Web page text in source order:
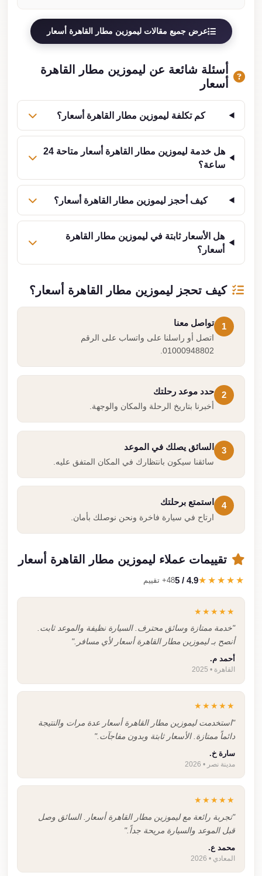
عرض جميع مقالات ليموزين مطار القاهرة أسعار
أسئلة شائعة عن ليموزين مطار القاهرة
أسعار
كم تكلفة ليموزين مطار القاهرة أسعار؟
هل خدمة ليموزين مطار القاهرة أسعار متاحة 24
ساعة؟
كيف أحجز ليموزين مطار القاهرة أسعار؟
هل الأسعار ثابتة في ليموزين مطار القاهرة
أسعار؟
كيف تحجز ليموزين مطار القاهرة أسعار؟
1
تواصل معنا
اتصل أو راسلنا على واتساب على الرقم
01000948802.
2
حدد موعد رحلتك
أخبرنا بتاريخ الرحلة والمكان والوجهة.
3
السائق يصلك في الموعد
سائقنا سيكون بانتظارك في المكان المتفق عليه.
4
استمتع برحلتك
ارتاح في سيارة فاخرة ونحن نوصلك بأمان.
تقييمات عملاء ليموزين مطار القاهرة أسعار
★★★★★
4.9 / 5 48+ تقييم
★★★★★
"خدمة ممتازة وسائق محترف. السيارة نظيفة والموعد ثابت.
أنصح بـ ليموزين مطار القاهرة أسعار لأي مسافر."
أحمد م.
القاهرة • 2025
★★★★★
"استخدمت ليموزين مطار القاهرة أسعار عدة مرات والنتيجة
دائماً ممتازة. الأسعار ثابتة وبدون مفاجآت."
سارة خ.
مدينة نصر • 2026
★★★★★
"تجربة رائعة مع ليموزين مطار القاهرة أسعار. السائق وصل
قبل الموعد والسيارة مريحة جداً."
محمد ع.
المعادي • 2026